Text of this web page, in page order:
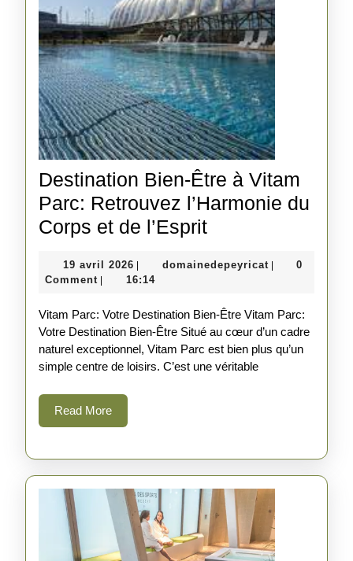
Destination Bien-Être à Vitam
Parc: Retrouvez l’Harmonie du
Corps et de l’EspritDestination
Être
Vitam
Parc:
Retrouvez
et
de
l’Esprit
19 avril 2026 19
avril
| domainedepeyricat |
0
Comment | 16:14
Vitam Parc: Votre Destination Bien-Être Vitam Parc:
Votre Destination Bien-Être Situé au cœur d’un cadre
naturel exceptionnel, Vitam Parc est bien plus qu’un
simple centre de loisirs. C’est une véritable
Read MoreRead
More